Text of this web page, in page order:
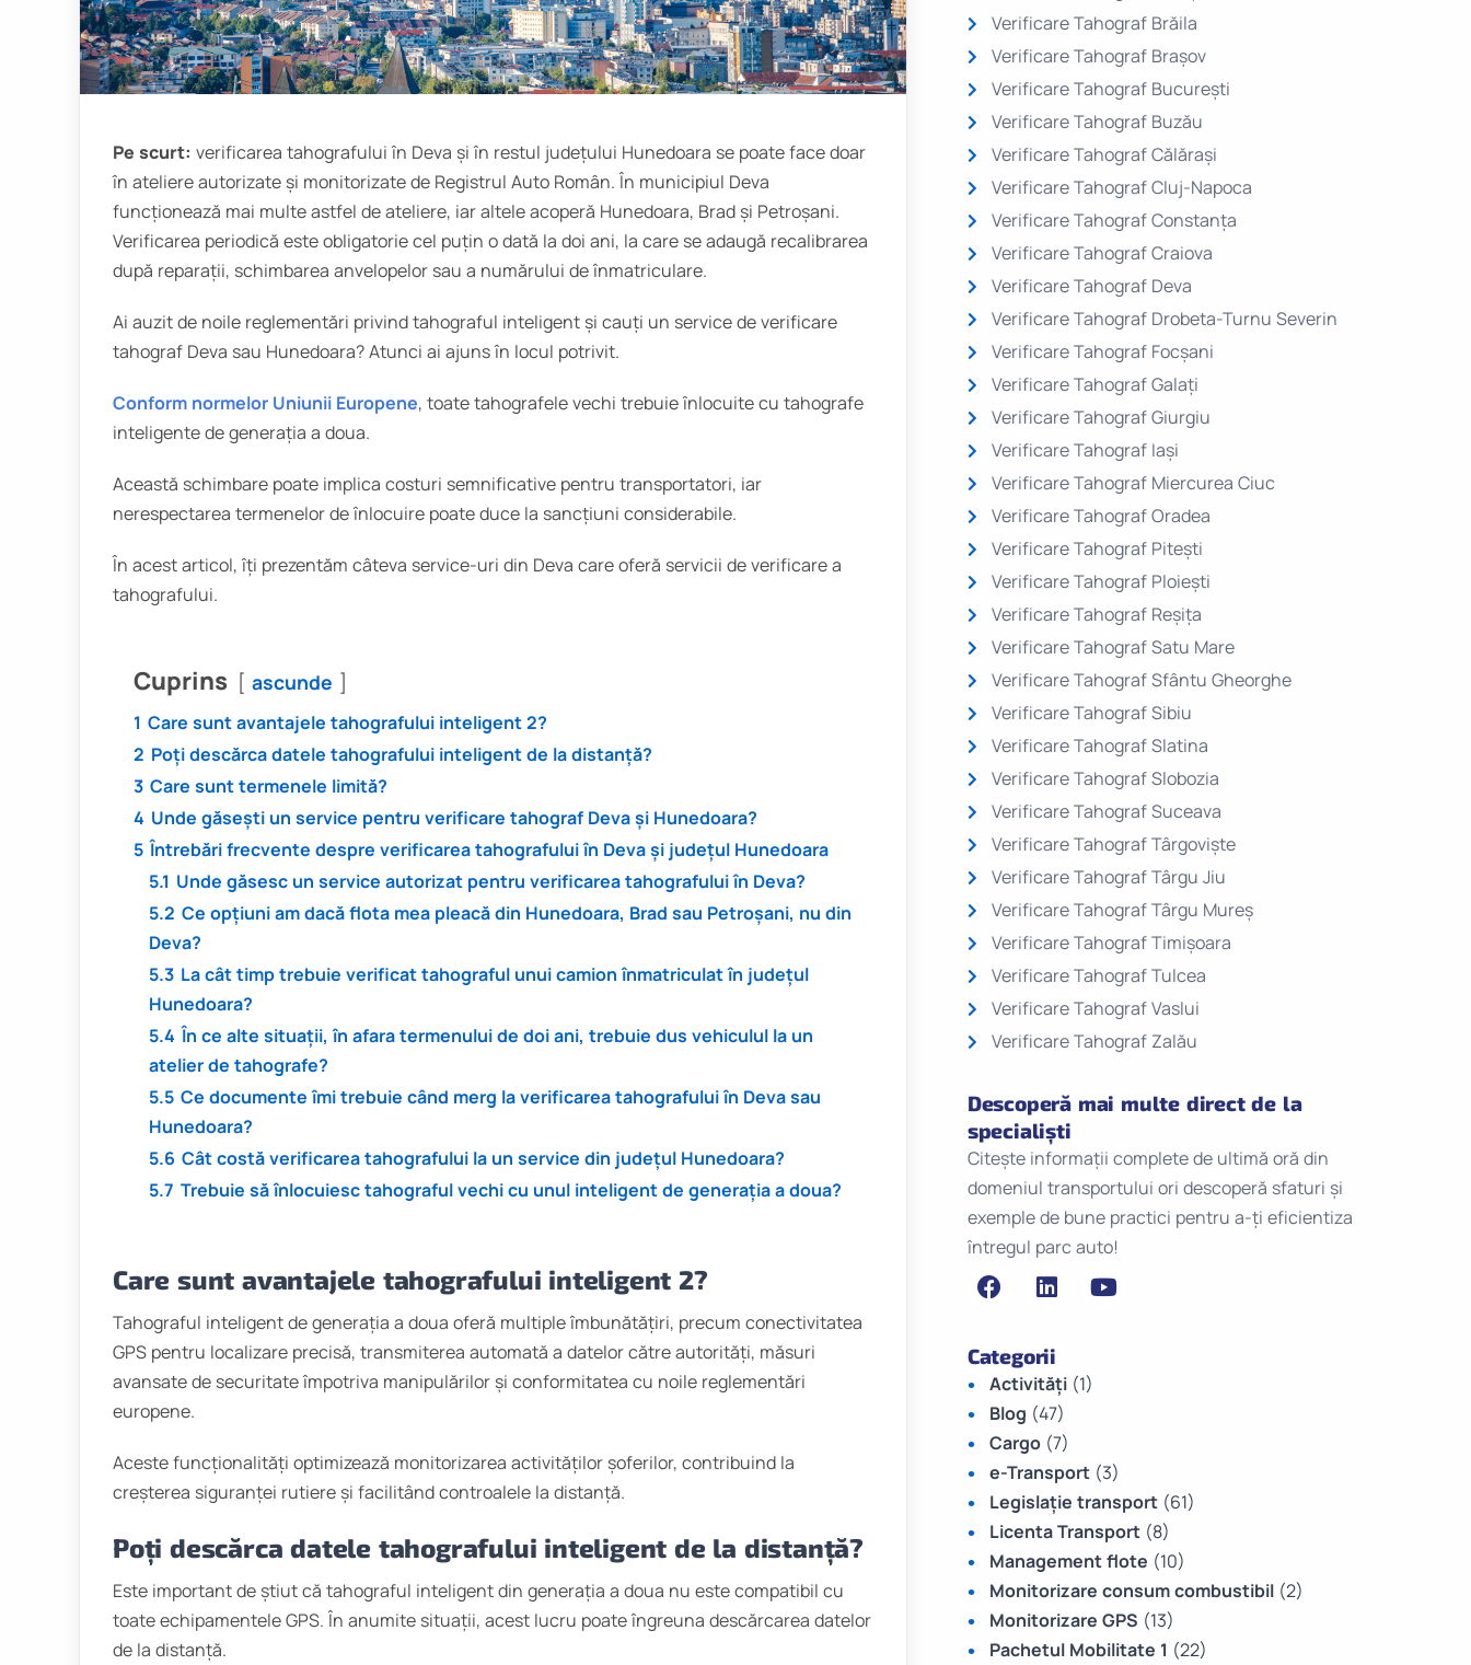
Pe scurt: verificarea tahografului în Deva și în restul județului Hunedoara se poate face doar
în ateliere autorizate și monitorizate de Registrul Auto Român. În municipiul Deva
funcționează mai multe astfel de ateliere, iar altele acoperă Hunedoara, Brad și Petroșani.
Verificarea periodică este obligatorie cel puțin o dată la doi ani, la care se adaugă recalibrarea
după reparații, schimbarea anvelopelor sau a numărului de înmatriculare.
Ai auzit de noile reglementări privind tahograful inteligent și cauți un service de verificare
tahograf Deva sau Hunedoara? Atunci ai ajuns în locul potrivit.
Conform normelor Uniunii Europene, toate tahografele vechi trebuie înlocuite cu tahografe
inteligente de generația a doua.
Această schimbare poate implica costuri semnificative pentru transportatori, iar
nerespectarea termenelor de înlocuire poate duce la sancțiuni considerabile.
În acest articol, îți prezentăm câteva service-uri din Deva care oferă servicii de verificare a
tahografului.
Cuprins ascunde
1 Care sunt avantajele tahografului inteligent 2?
2 Poți descărca datele tahografului inteligent de la distanță?
3 Care sunt termenele limită?
4 Unde găsești un service pentru verificare tahograf Deva și Hunedoara?
5 Întrebări frecvente despre verificarea tahografului în Deva și județul Hunedoara
5.1 Unde găsesc un service autorizat pentru verificarea tahografului în Deva?
5.2 Ce opțiuni am dacă flota mea pleacă din Hunedoara, Brad sau Petroșani, nu din
Deva?
5.3 La cât timp trebuie verificat tahograful unui camion înmatriculat în județul
Hunedoara?
5.4 În ce alte situații, în afara termenului de doi ani, trebuie dus vehiculul la un
atelier de tahografe?
5.5 Ce documente îmi trebuie când merg la verificarea tahografului în Deva sau
Hunedoara?
5.6 Cât costă verificarea tahografului la un service din județul Hunedoara?
5.7 Trebuie să înlocuiesc tahograful vechi cu unul inteligent de generația a doua?
Care sunt avantajele tahografului inteligent 2?
Tahograful inteligent de generația a doua oferă multiple îmbunătățiri, precum conectivitatea
GPS pentru localizare precisă, transmiterea automată a datelor către autorități, măsuri
avansate de securitate împotriva manipulărilor și conformitatea cu noile reglementări
europene.
Aceste funcționalități optimizează monitorizarea activităților șoferilor, contribuind la
creșterea siguranței rutiere și facilitând controalele la distanță.
Poți descărca datele tahografului inteligent de la distanță?
Este important de știut că tahograful inteligent din generația a doua nu este compatibil cu
toate echipamentele GPS. În anumite situații, acest lucru poate îngreuna descărcarea datelor
de la distanță.
Verificare Tahograf Brăila
Verificare Tahograf Brașov
Verificare Tahograf București
Verificare Tahograf Buzău
Verificare Tahograf Călărași
Verificare Tahograf Cluj-Napoca
Verificare Tahograf Constanța
Verificare Tahograf Craiova
Verificare Tahograf Deva
Verificare Tahograf Drobeta-Turnu Severin
Verificare Tahograf Focșani
Verificare Tahograf Galați
Verificare Tahograf Giurgiu
Verificare Tahograf Iași
Verificare Tahograf Miercurea Ciuc
Verificare Tahograf Oradea
Verificare Tahograf Pitești
Verificare Tahograf Ploiești
Verificare Tahograf Reșița
Verificare Tahograf Satu Mare
Verificare Tahograf Sfântu Gheorghe
Verificare Tahograf Sibiu
Verificare Tahograf Slatina
Verificare Tahograf Slobozia
Verificare Tahograf Suceava
Verificare Tahograf Târgoviște
Verificare Tahograf Târgu Jiu
Verificare Tahograf Târgu Mureș
Verificare Tahograf Timișoara
Verificare Tahograf Tulcea
Verificare Tahograf Vaslui
Verificare Tahograf Zalău
Descoperă mai multe direct de la
specialiști
Citește informații complete de ultimă oră din
domeniul transportului ori descoperă sfaturi și
exemple de bune practici pentru a-ți eficientiza
întregul parc auto!
Categorii
Activități (1)
Blog (47)
Cargo (7)
e-Transport (3)
Legislație transport (61)
Licenta Transport (8)
Management flote (10)
Monitorizare consum combustibil (2)
Monitorizare GPS (13)
Pachetul Mobilitate 1 (22)